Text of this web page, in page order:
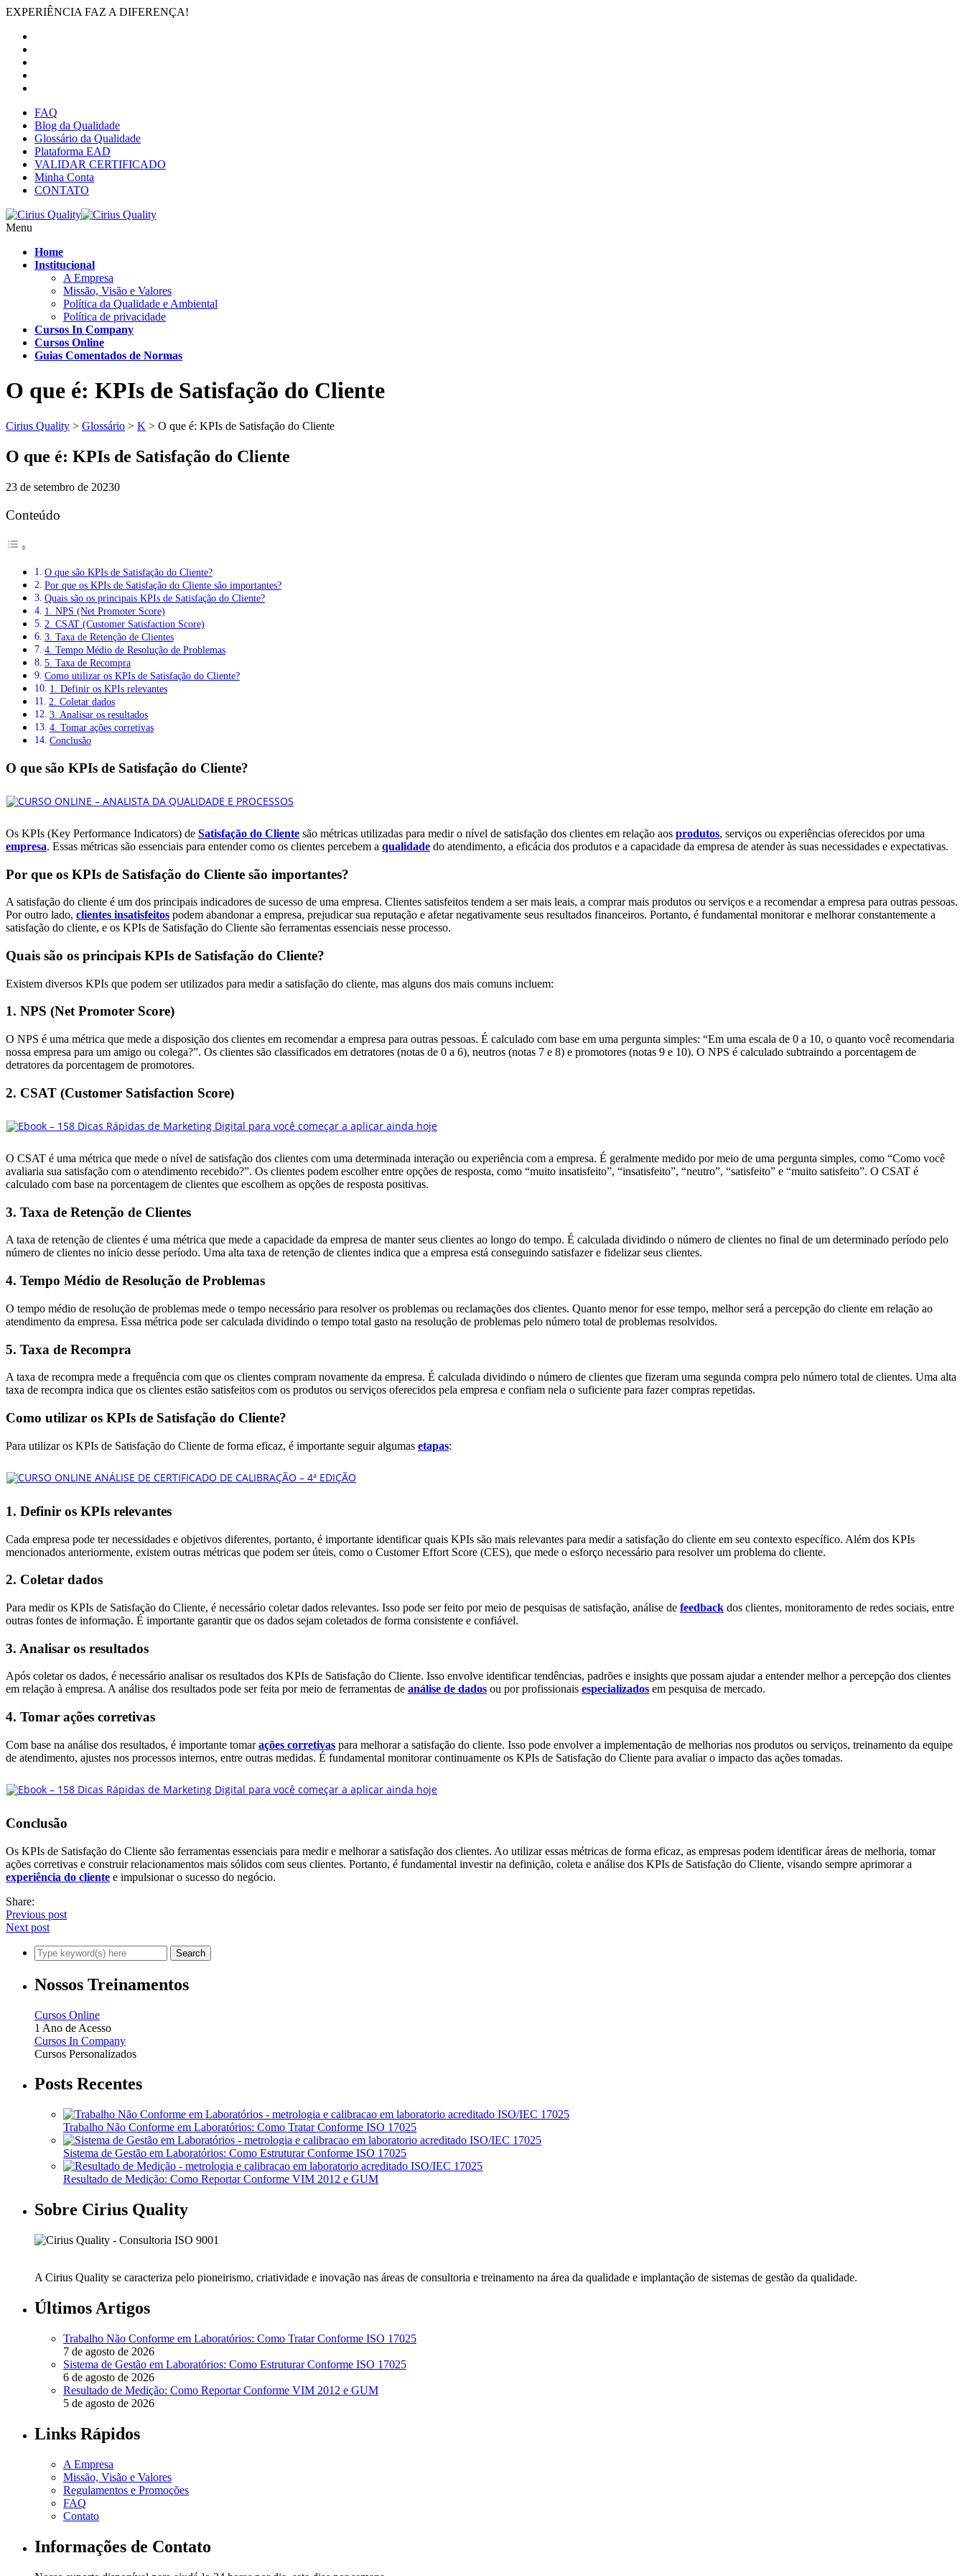
EXPERIÊNCIA FAZ A DIFERENÇA!
FAQ
Blog da Qualidade
Glossário da Qualidade
Plataforma EAD
VALIDAR CERTIFICADO
Minha Conta
CONTATO
Menu
Home
Institucional
A Empresa
Missão, Visão e Valores
Política da Qualidade e Ambiental
Política de privacidade
Cursos In Company
Cursos Online
Guias Comentados de Normas
O que é: KPIs de Satisfação do Cliente
Cirius Quality > Glossário > K > O que é: KPIs de Satisfação do Cliente
O que é: KPIs de Satisfação do Cliente
23 de setembro de 20230
Conteúdo
O que são KPIs de Satisfação do Cliente?
Por que os KPIs de Satisfação do Cliente são importantes?
Quais são os principais KPIs de Satisfação do Cliente?
1. NPS (Net Promoter Score)
2. CSAT (Customer Satisfaction Score)
3. Taxa de Retenção de Clientes
4. Tempo Médio de Resolução de Problemas
5. Taxa de Recompra
Como utilizar os KPIs de Satisfação do Cliente?
1. Definir os KPIs relevantes
2. Coletar dados
3. Analisar os resultados
4. Tomar ações corretivas
Conclusão
O que são KPIs de Satisfação do Cliente?
Os KPIs (Key Performance Indicators) de Satisfação do Cliente são métricas utilizadas para medir o nível de satisfação dos clientes em relação aos produtos, serviços ou experiências oferecidos por uma
empresa. Essas métricas são essenciais para entender como os clientes percebem a qualidade do atendimento, a eficácia dos produtos e a capacidade da empresa de atender às suas necessidades e expectativas.
Por que os KPIs de Satisfação do Cliente são importantes?
A satisfação do cliente é um dos principais indicadores de sucesso de uma empresa. Clientes satisfeitos tendem a ser mais leais, a comprar mais produtos ou serviços e a recomendar a empresa para outras pessoas.
Por outro lado, clientes insatisfeitos podem abandonar a empresa, prejudicar sua reputação e afetar negativamente seus resultados financeiros. Portanto, é fundamental monitorar e melhorar constantemente a
satisfação do cliente, e os KPIs de Satisfação do Cliente são ferramentas essenciais nesse processo.
Quais são os principais KPIs de Satisfação do Cliente?
Existem diversos KPIs que podem ser utilizados para medir a satisfação do cliente, mas alguns dos mais comuns incluem:
1. NPS (Net Promoter Score)
O NPS é uma métrica que mede a disposição dos clientes em recomendar a empresa para outras pessoas. É calculado com base em uma pergunta simples: “Em uma escala de 0 a 10, o quanto você recomendaria
nossa empresa para um amigo ou colega?”. Os clientes são classificados em detratores (notas de 0 a 6), neutros (notas 7 e 8) e promotores (notas 9 e 10). O NPS é calculado subtraindo a porcentagem de
detratores da porcentagem de promotores.
2. CSAT (Customer Satisfaction Score)
O CSAT é uma métrica que mede o nível de satisfação dos clientes com uma determinada interação ou experiência com a empresa. É geralmente medido por meio de uma pergunta simples, como “Como você
avaliaria sua satisfação com o atendimento recebido?”. Os clientes podem escolher entre opções de resposta, como “muito insatisfeito”, “insatisfeito”, “neutro”, “satisfeito” e “muito satisfeito”. O CSAT é
calculado com base na porcentagem de clientes que escolhem as opções de resposta positivas.
3. Taxa de Retenção de Clientes
A taxa de retenção de clientes é uma métrica que mede a capacidade da empresa de manter seus clientes ao longo do tempo. É calculada dividindo o número de clientes no final de um determinado período pelo
número de clientes no início desse período. Uma alta taxa de retenção de clientes indica que a empresa está conseguindo satisfazer e fidelizar seus clientes.
4. Tempo Médio de Resolução de Problemas
O tempo médio de resolução de problemas mede o tempo necessário para resolver os problemas ou reclamações dos clientes. Quanto menor for esse tempo, melhor será a percepção do cliente em relação ao
atendimento da empresa. Essa métrica pode ser calculada dividindo o tempo total gasto na resolução de problemas pelo número total de problemas resolvidos.
5. Taxa de Recompra
A taxa de recompra mede a frequência com que os clientes compram novamente da empresa. É calculada dividindo o número de clientes que fizeram uma segunda compra pelo número total de clientes. Uma alta
taxa de recompra indica que os clientes estão satisfeitos com os produtos ou serviços oferecidos pela empresa e confiam nela o suficiente para fazer compras repetidas.
Como utilizar os KPIs de Satisfação do Cliente?
Para utilizar os KPIs de Satisfação do Cliente de forma eficaz, é importante seguir algumas etapas:
1. Definir os KPIs relevantes
Cada empresa pode ter necessidades e objetivos diferentes, portanto, é importante identificar quais KPIs são mais relevantes para medir a satisfação do cliente em seu contexto específico. Além dos KPIs
mencionados anteriormente, existem outras métricas que podem ser úteis, como o Customer Effort Score (CES), que mede o esforço necessário para resolver um problema do cliente.
2. Coletar dados
Para medir os KPIs de Satisfação do Cliente, é necessário coletar dados relevantes. Isso pode ser feito por meio de pesquisas de satisfação, análise de feedback dos clientes, monitoramento de redes sociais, entre
outras fontes de informação. É importante garantir que os dados sejam coletados de forma consistente e confiável.
3. Analisar os resultados
Após coletar os dados, é necessário analisar os resultados dos KPIs de Satisfação do Cliente. Isso envolve identificar tendências, padrões e insights que possam ajudar a entender melhor a percepção dos clientes
em relação à empresa. A análise dos resultados pode ser feita por meio de ferramentas de análise de dados ou por profissionais especializados em pesquisa de mercado.
4. Tomar ações corretivas
Com base na análise dos resultados, é importante tomarações corretivas para melhorar a satisfação do cliente. Isso pode envolver a implementação de melhorias nos produtos ou serviços, treinamento da equipe
de atendimento, ajustes nos processos internos, entre outras medidas. É fundamental monitorar continuamente os KPIs de Satisfação do Cliente para avaliar o impacto das ações tomadas.
Conclusão
Os KPIs de Satisfação do Cliente são ferramentas essenciais para medir e melhorar a satisfação dos clientes. Ao utilizar essas métricas de forma eficaz, as empresas podem identificar áreas de melhoria, tomar
ações corretivas e construir relacionamentos mais sólidos com seus clientes. Portanto, é fundamental investir na definição, coleta e análise dos KPIs de Satisfação do Cliente, visando sempre aprimorar a
experiência do cliente e impulsionar o sucesso do negócio.
Share:
Previous post
Next post
Nossos Treinamentos
Cursos Online
1 Ano de Acesso
Cursos In Company
Cursos Personalizados
Posts Recentes
Trabalho Não Conforme em Laboratórios: Como Tratar Conforme ISO 17025
Sistema de Gestão em Laboratórios: Como Estruturar Conforme ISO 17025
Resultado de Medição: Como Reportar Conforme VIM 2012 e GUM
Sobre Cirius Quality
A Cirius Quality se caracteriza pelo pioneirismo, criatividade e inovação nas áreas de consultoria e treinamento na área da qualidade e implantação de sistemas de gestão da qualidade.
Últimos Artigos
Trabalho Não Conforme em Laboratórios: Como Tratar Conforme ISO 17025
7 de agosto de 2026
Sistema de Gestão em Laboratórios: Como Estruturar Conforme ISO 17025
6 de agosto de 2026
Resultado de Medição: Como Reportar Conforme VIM 2012 e GUM
5 de agosto de 2026
Links Rápidos
A Empresa
Missão, Visão e Valores
Regulamentos e Promoções
FAQ
Contato
Informações de Contato